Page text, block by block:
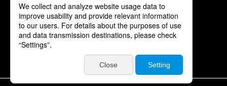
情報セキュリティ基本方針
製品安全に関する基本方針
サイトご利用にあたって
個人情報保護方針